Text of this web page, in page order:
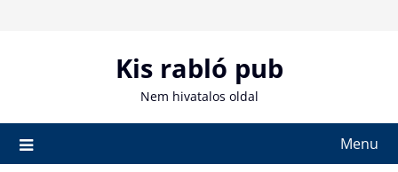
Kis rabló pub
Nem hivatalos oldal
Menu